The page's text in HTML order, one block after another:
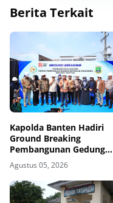
Berita Terkait
Kapolda Banten Hadiri
Ground Breaking
Pembangunan Gedung
Kantor DPD RI di Ibu Kota
Provinsi Banten
Agustus 05, 2026